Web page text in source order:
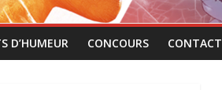
D’HUMEUR CONCOURS CONTACT